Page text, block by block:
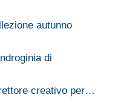
autunno
di
creativo per…